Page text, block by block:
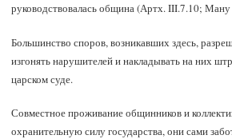
руководствовалась община (Артх. III.7.10;
Большинство споров, возникавших здесь,
изгонять нарушителей и накладывать на них
царском суде.
Совместное проживание общинников и
охранительную силу государства, они сами